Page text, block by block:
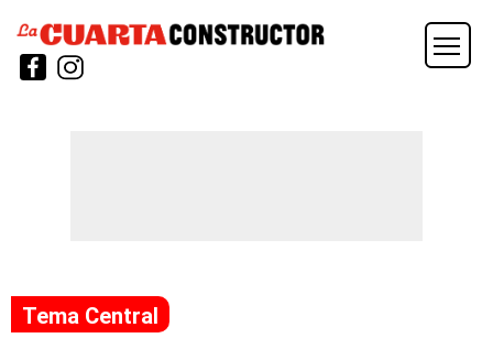
Tema Central